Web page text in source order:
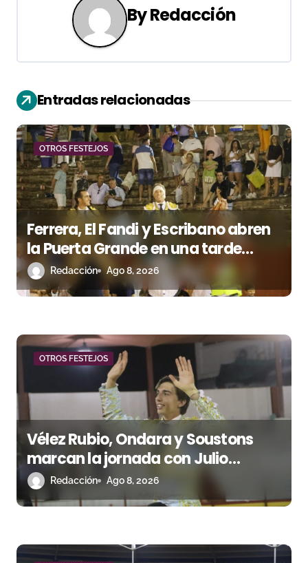
c
i
ó
n
d
e
e
n
t
a
a
s
ByRedacción
Entradas relacionadas
OTROS FESTEJOS
Ferrera, El Fandi y Escribano abren
la Puerta Grande en una tarde
triunfal en Azuaga
Redacción Ago 8, 2026
OTROS FESTEJOS
Vélez Rubio, Ondara y Soustons
marcan la jornada con Julio
Romero, Andy Cartagena y Hugo
Tarbelli
Redacción Ago 8, 2026